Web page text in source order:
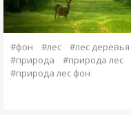
#фон #лес #лес деревья
#природа
#природа лес
#природа лес фон